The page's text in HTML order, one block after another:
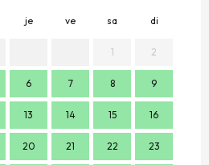
je ve sa di
1 2
6 7 8 9
13 14 15 16
20 21 22 23